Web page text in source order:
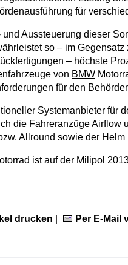
für
und Aussteuerung dieser
so – im
– höchste
von BMW
für den
Systemanbieter für
die Fahreranzüge Airflow
Allround sowie der
ist auf der Milipol
drucken Per E-Mail